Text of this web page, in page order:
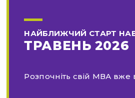
НАЙБЛИЖЧИЙ СТАРТ
ТРАВЕНЬ 2026
Розпочніть свій МВА вже